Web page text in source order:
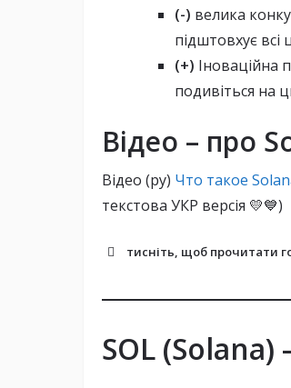
(-) велика
підштовхує всі
(+) Іноваційна
подивіться на
Відео – про
Відео (ру) Что такое
текстова УКР версія 💛💙)
тисніть, щоб прочитати
SOL